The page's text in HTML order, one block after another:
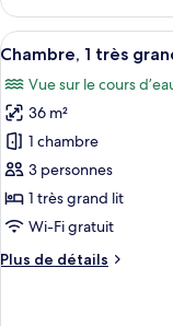
Suite
(Diwan)
Afficher
toutes
les
photos
pour
ce
type
de
chambre :
Chambre,
10
Chambre, 1 très
Vue sur le cours
36 m²
1 chambre
3 personnes
1 très grand lit
Wi-Fi gratuit
Plus de détails
Plus